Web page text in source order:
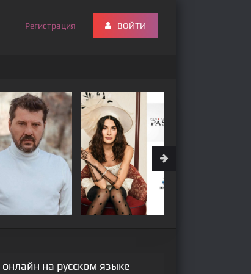
на русском языке
Регистрация ВОЙТИ